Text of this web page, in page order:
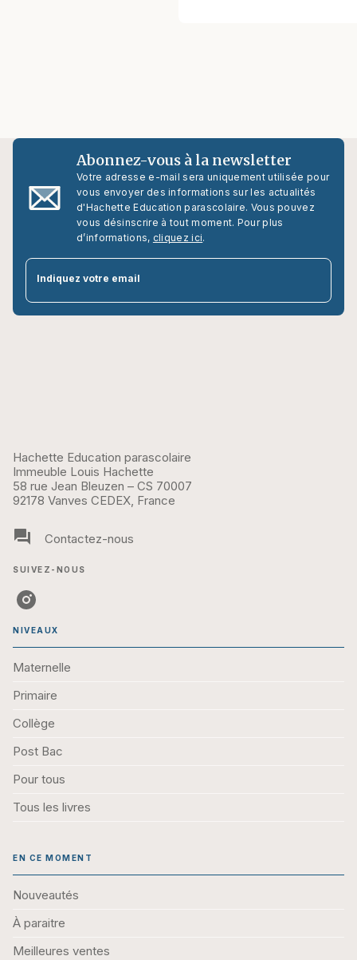
Abonnez-vous à la newsletter
Votre adresse e-mail sera uniquement utilisée pour
vous envoyer des informations sur les actualités
d'Hachette Education parascolaire. Vous pouvez
vous désinscrire à tout moment. Pour plus
d’informations, cliquez ici.
Indiquez votre email
Hachette Education parascolaire
Immeuble Louis Hachette
58 rue Jean Bleuzen – CS 70007
92178 Vanves CEDEX, France
question_answer Contactez-nous
SUIVEZ-NOUS
NIVEAUX
Maternelle
Primaire
Collège
Post Bac
Pour tous
Tous les livres
EN CE MOMENT
Nouveautés
À paraitre
Meilleures ventes